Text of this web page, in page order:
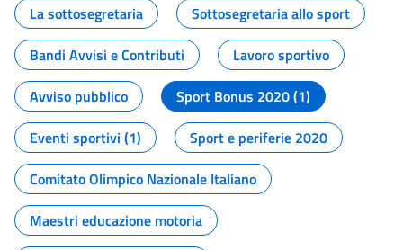
La sottosegretaria
Sottosegretaria allo sport
Bandi Avvisi e Contributi
Lavoro sportivo
Avviso pubblico
Sport Bonus 2020 (1)
Eventi sportivi (1)
Sport e periferie 2020
Comitato Olimpico Nazionale Italiano
Maestri educazione motoria